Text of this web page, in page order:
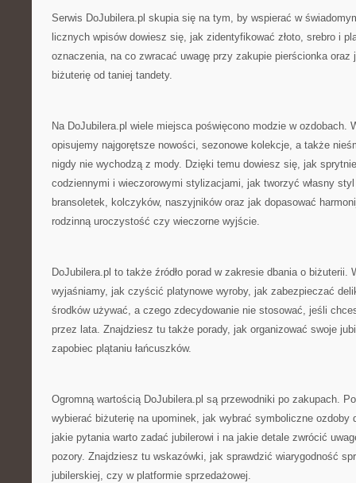
Serwis DoJubilera.pl skupia się na tym, by wspierać w
licznych wpisów dowiesz się, jak zidentyfikować złoto, srebro i
oznaczenia, na co zwracać uwagę przy zakupie pierścionka oraz
biżuterię od taniej tandety.
Na DoJubilera.pl wiele miejsca poświęcono modzie w ozdobach.
opisujemy najgorętsze nowości, sezonowe kolekcje, a także
nigdy nie wychodzą z mody. Dzięki temu dowiesz się, jak
codziennymi i wieczorowymi stylizacjami, jak tworzyć własny
bransoletek, kolczyków, naszyjników oraz jak dopasować
rodzinną uroczystość czy wieczorne wyjście.
DoJubilera.pl to także źródło porad w zakresie dbania o biżuterii.
wyjaśniamy, jak czyścić platynowe wyroby, jak zabezpieczać
środków używać, a czego zdecydowanie nie stosować, jeśli
przez lata. Znajdziesz tu także porady, jak organizować swoje
zapobiec plątaniu łańcuszków.
Ogromną wartością DoJubilera.pl są przewodniki po zakupach.
wybierać biżuterię na upominek, jak wybrać symboliczne ozdoby
jakie pytania warto zadać jubilerowi i na jakie detale zwrócić
pozory. Znajdziesz tu wskazówki, jak sprawdzić wiarygodność
jubilerskiej, czy w platformie sprzedażowej.